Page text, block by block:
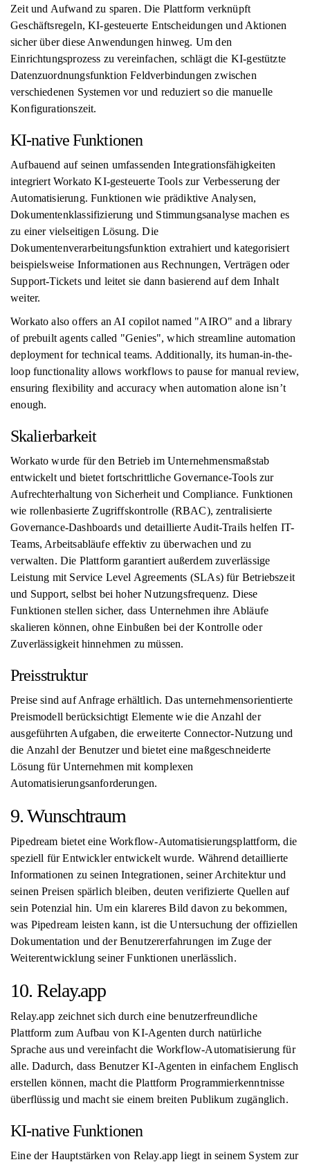
Zeit und Aufwand zu sparen. Die Plattform verknüpft
Geschäftsregeln, KI-gesteuerte Entscheidungen und Aktionen
sicher über diese Anwendungen hinweg. Um den
Einrichtungsprozess zu vereinfachen, schlägt die KI-gestützte
Datenzuordnungsfunktion Feldverbindungen zwischen
verschiedenen Systemen vor und reduziert so die manuelle
Konfigurationszeit.
KI-native Funktionen
Aufbauend auf seinen umfassenden Integrationsfähigkeiten
integriert Workato KI-gesteuerte Tools zur Verbesserung der
Automatisierung. Funktionen wie prädiktive Analysen,
Dokumentenklassifizierung und Stimmungsanalyse machen es
zu einer vielseitigen Lösung. Die
Dokumentenverarbeitungsfunktion extrahiert und kategorisiert
beispielsweise Informationen aus Rechnungen, Verträgen oder
Support-Tickets und leitet sie dann basierend auf dem Inhalt
weiter.
Workato also offers an AI copilot named "AIRO" and a library
of prebuilt agents called "Genies", which streamline automation
deployment for technical teams. Additionally, its human-in-the-
loop functionality allows workflows to pause for manual review,
ensuring flexibility and accuracy when automation alone isn’t
enough.
Skalierbarkeit
Workato wurde für den Betrieb im Unternehmensmaßstab
entwickelt und bietet fortschrittliche Governance-Tools zur
Aufrechterhaltung von Sicherheit und Compliance. Funktionen
wie rollenbasierte Zugriffskontrolle (RBAC), zentralisierte
Governance-Dashboards und detaillierte Audit-Trails helfen IT-
Teams, Arbeitsabläufe effektiv zu überwachen und zu
verwalten. Die Plattform garantiert außerdem zuverlässige
Leistung mit Service Level Agreements (SLAs) für Betriebszeit
und Support, selbst bei hoher Nutzungsfrequenz. Diese
Funktionen stellen sicher, dass Unternehmen ihre Abläufe
skalieren können, ohne Einbußen bei der Kontrolle oder
Zuverlässigkeit hinnehmen zu müssen.
Preisstruktur
Preise sind auf Anfrage erhältlich. Das unternehmensorientierte
Preismodell berücksichtigt Elemente wie die Anzahl der
ausgeführten Aufgaben, die erweiterte Connector-Nutzung und
die Anzahl der Benutzer und bietet eine maßgeschneiderte
Lösung für Unternehmen mit komplexen
Automatisierungsanforderungen.
9. Wunschtraum
Pipedream bietet eine Workflow-Automatisierungsplattform, die
speziell für Entwickler entwickelt wurde. Während detaillierte
Informationen zu seinen Integrationen, seiner Architektur und
seinen Preisen spärlich bleiben, deuten verifizierte Quellen auf
sein Potenzial hin. Um ein klareres Bild davon zu bekommen,
was Pipedream leisten kann, ist die Untersuchung der offiziellen
Dokumentation und der Benutzererfahrungen im Zuge der
Weiterentwicklung seiner Funktionen unerlässlich.
10. Relay.app
Relay.app zeichnet sich durch eine benutzerfreundliche
Plattform zum Aufbau von KI-Agenten durch natürliche
Sprache aus und vereinfacht die Workflow-Automatisierung für
alle. Dadurch, dass Benutzer KI-Agenten in einfachem Englisch
erstellen können, macht die Plattform Programmierkenntnisse
überflüssig und macht sie einem breiten Publikum zugänglich.
KI-native Funktionen
Eine der Hauptstärken von Relay.app liegt in seinem System zur